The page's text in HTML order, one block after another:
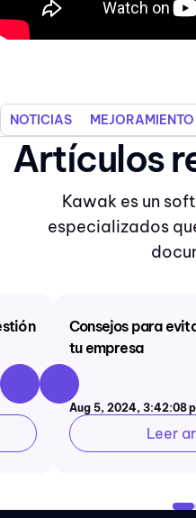
NOTICIAS
Artículos
Kawak es un
especializados
Consejos para
tu empresa
Aug 5, 2024, 3:42:08
Leer